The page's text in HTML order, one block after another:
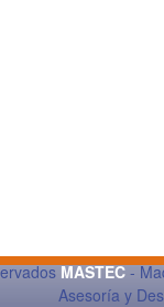
MASTEC-
Asesoría y